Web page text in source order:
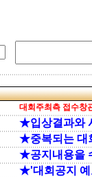
대회주최측 접수창
★입상결과와
★중복되는 대
★공지내용을
★'대회공지 예